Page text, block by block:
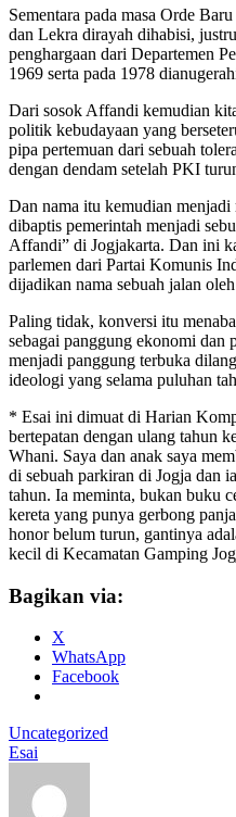
Sementara pada masa Orde
dan Lekra dirayah dihabisi,
penghargaan dari Departemen
1969 serta pada 1978
Dari sosok Affandi kemudian
politik kebudayaan yang
pipa pertemuan dari sebuah
dengan dendam setelah PKI
Dan nama itu kemudian menjadi
dibaptis pemerintah menjadi
Affandi” di Jogjakarta. Dan ini
parlemen dari Partai Komunis
dijadikan nama sebuah jalan
Paling tidak, konversi itu
sebagai panggung ekonomi dan
menjadi panggung terbuka
ideologi yang selama puluhan
* Esai ini dimuat di Harian
bertepatan dengan ulang tahun
Whani. Saya dan anak saya
di sebuah parkiran di Jogja dan
tahun. Ia meminta, bukan buku
kereta yang punya gerbong
honor belum turun, gantinya
kecil di Kecamatan Gamping
Bagikan via:
X
WhatsApp
Facebook
Uncategorized
Esai